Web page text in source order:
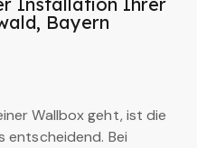
Bayern
Wallbox geht, ist die
entscheidend. Bei